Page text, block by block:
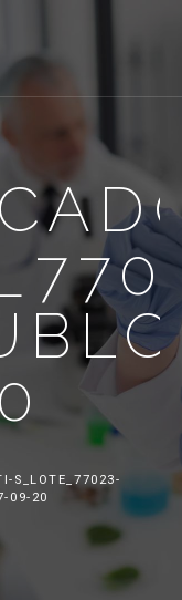
S_LOTE_77023-
09-20